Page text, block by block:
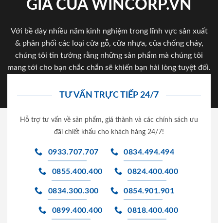
GIA CỦA WINCORP.VN
Với bề dày nhiều năm kinh nghiệm trong lĩnh vực sản xuất
& phân phối các loại cửa gỗ, cửa nhựa, của chống cháy,
chúng tôi tin tưởng rằng những sản phẩm mà chúng tôi
mang tới cho bạn chắc chắn sẽ khiến bạn hài lòng tuyệt đối.
TƯ VẤN TRỰC TIẾP 24/7
Hỗ trợ tư vấn về sản phẩm, giá thành và các chính sách ưu
đãi chiết khấu cho khách hàng 24/7!
0933.707.707 0834.494.494
0855.400.400 0824.400.400
0834.300.300 0854.901.901
0899.400.400 0818.400.400